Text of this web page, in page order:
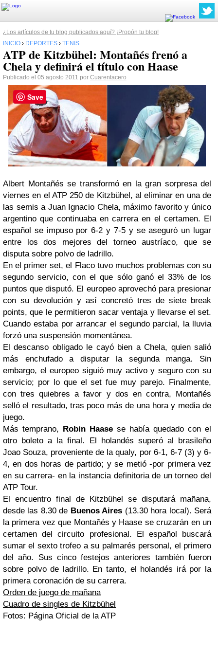
¿Los artículos de tu blog publicados aquí? ¡Propón tu blog!
INICIO › DEPORTES › TENIS
ATP de Kitzbühel: Montañés frenó a
Chela y definirá el título con Haase
Publicado el 05 agosto 2011 por Cuarentacero
Albert Montañés se transformó en la gran sorpresa del
viernes en el ATP 250 de Kitzbühel, al eliminar en una de
las semis a Juan Ignacio Chela, máximo favorito y único
argentino que continuaba en carrera en el certamen. El
español se impuso por 6-2 y 7-5 y se aseguró un lugar
entre los dos mejores del torneo austríaco, que se
disputa sobre polvo de ladrillo.
En el primer set, el Flacotuvo muchos problemas con su
segundo servicio, con el que sólo ganó el 33% de los
puntos que disputó. El europeo aprovechó para presionar
con su devolución y así concretó tres de siete break
points, que le permitieron sacar ventaja y llevarse el set.
Cuando estaba por arrancar el segundo parcial, la lluvia
forzó una suspensión momentánea.
El descanso obligado le cayó bien a Chela, quien salió
más enchufado a disputar la segunda manga. Sin
embargo, el europeo siguió muy activo y seguro con su
servicio; por lo que el set fue muy parejo. Finalmente,
con tres quiebres a favor y dos en contra, Montañés
selló el resultado, tras poco más de una hora y media de
juego.
Más temprano, Robin Haase se había quedado con el
otro boleto a la final. El holandés superó al brasileño
Joao Souza, proveniente de laqualy, por 6-1, 6-7 (3) y 6-
4, en dos horas de partido; y se metió -por primera vez
en su carrera- en la instancia definitoria de un torneo del
ATP Tour.
El encuentro final de Kitzbühel se disputará mañana,
desde las 8.30 de Buenos Aires (13.30 hora local). Será
la primera vez que Montañés y Haase se cruzarán en un
certamen del circuito profesional. El español buscará
sumar el sexto trofeo a su palmarés personal, el primero
del año. Sus cinco festejos anteriores también fueron
sobre polvo de ladrillo. En tanto, el holandés irá por la
primera coronación de su carrera.
Orden de juego de mañana
Cuadro de singles de Kitzbühel
Fotos: Página Oficial de la ATP
Save